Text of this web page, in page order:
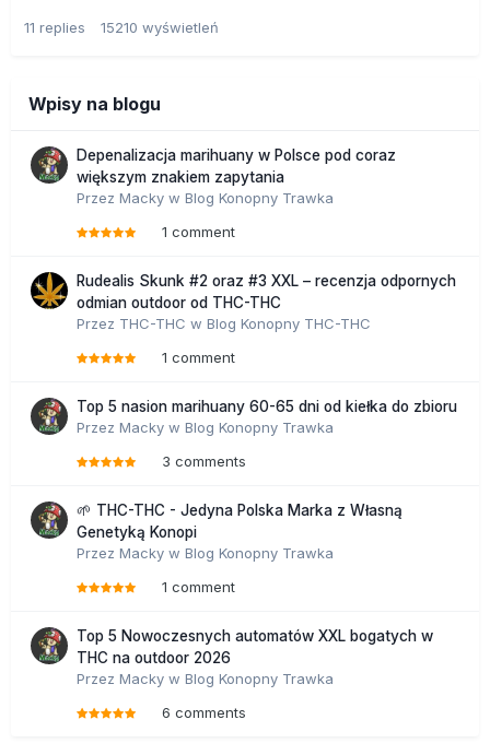
11 replies 15210 wyświetleń
Wpisy na blogu
Depenalizacja marihuany w Polsce pod coraz
większym znakiem zapytania
Przez Macky w Blog Konopny Trawka
1 comment
Rudealis Skunk #2 oraz #3 XXL – recenzja odpornych
odmian outdoor od THC-THC
Przez THC-THC w Blog Konopny THC-THC
1 comment
Top 5 nasion marihuany 60-65 dni od kiełka do zbioru
Przez Macky w Blog Konopny Trawka
3 comments
🌱 THC-THC - Jedyna Polska Marka z Własną
Genetyką Konopi
Przez Macky w Blog Konopny Trawka
1 comment
Top 5 Nowoczesnych automatów XXL bogatych w
THC na outdoor 2026
Przez Macky w Blog Konopny Trawka
6 comments